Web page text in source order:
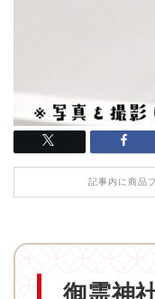
記事内に商品
御霊神